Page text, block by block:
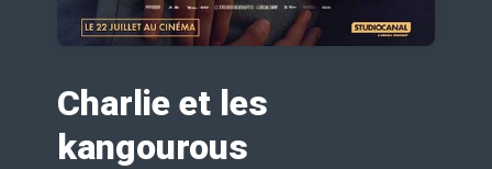
Charlie et les
kangourous